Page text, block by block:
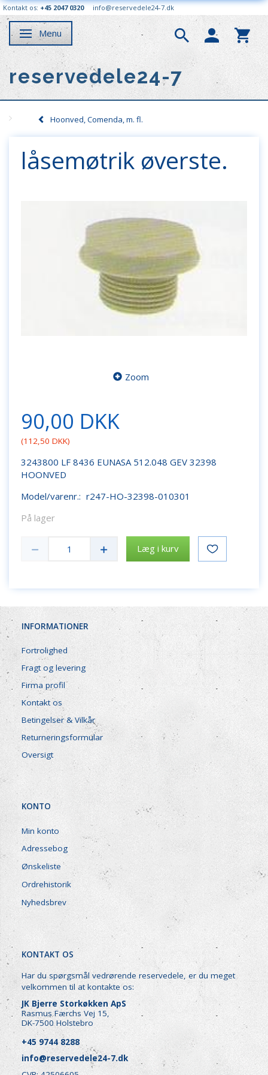
Kontakt os: +45 2047 0320 info@reservedele24-7.dk
Skifte navigation
Menu
reservedele24-7
Hoonved, Comenda, m. fl.
låsemøtrik øverste.
Zoom
90,00 DKK
(112,50 DKK)
3243800 LF 8436 EUNASA 512.048 GEV 32398
HOONVED
Model/varenr.: r247-HO-32398-010301
På lager
Læg i kurv
INFORMATIONER
Fortrolighed
Fragt og levering
Firma profil
Kontakt os
Betingelser & Vilkår
Returneringsformular
Oversigt
KONTO
Min konto
Adressebog
Ønskeliste
Ordrehistorik
Nyhedsbrev
KONTAKT OS
Har du spørgsmål vedrørende reservedele, er du meget
velkommen til at kontakte os:
JK Bjerre Storkøkken ApS
Rasmus Færchs Vej 15,
DK-7500 Holstebro
+45 9744 8288
info@reservedele24-7.dk